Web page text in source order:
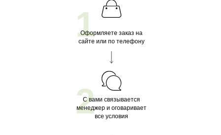
Оформляете заказ на
сайте или по телефону
С вами связывается
менеджер и оговаривает
все условия
1
2